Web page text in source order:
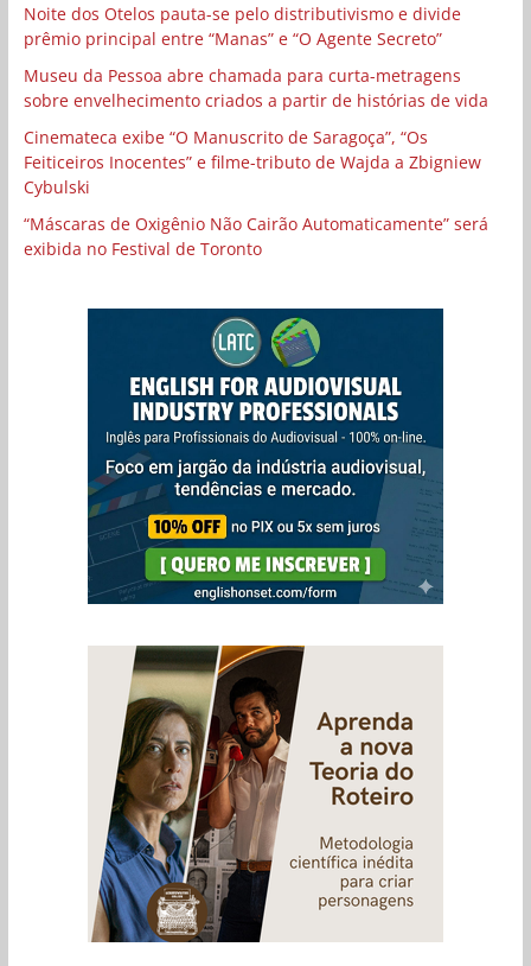
Noite dos Otelos pauta-se pelo distributivismo e divide
prêmio principal entre “Manas” e “O Agente Secreto”
Museu da Pessoa abre chamada para curta-metragens
sobre envelhecimento criados a partir de histórias de vida
Cinemateca exibe “O Manuscrito de Saragoça”, “Os
Feiticeiros Inocentes” e filme-tributo de Wajda a Zbigniew
Cybulski
“Máscaras de Oxigênio Não Cairão Automaticamente” será
exibida no Festival de Toronto